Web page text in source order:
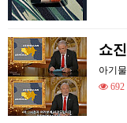
쇼
아기
692